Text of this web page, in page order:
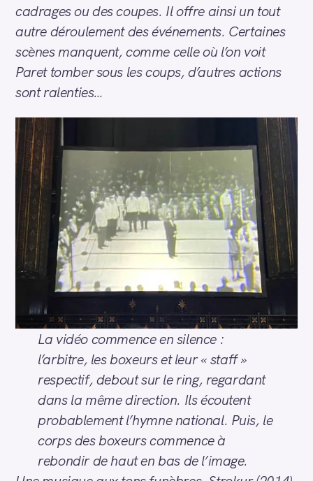
cadrages ou des coupes. Il offre ainsi un tout
autre déroulement des événements. Certaines
scènes manquent, comme celle où l’on voit
Paret tomber sous les coups, d’autres actions
sont ralenties…
La vidéo commence en silence :
l’arbitre, les boxeurs et leur « staff »
respectif, debout sur le ring, regardant
dans la même direction. Ils écoutent
probablement l’hymne national. Puis, le
corps des boxeurs commence à
rebondir de haut en bas de l’image.